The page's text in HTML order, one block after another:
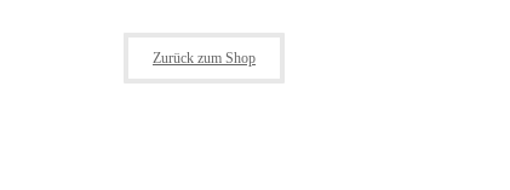
Zurück zum Shop